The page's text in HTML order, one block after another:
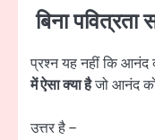
बिना
प्रश्न यह नहीं कि आनंद
में ऐसा क्या हैजो आनंद को
उत्तर है –